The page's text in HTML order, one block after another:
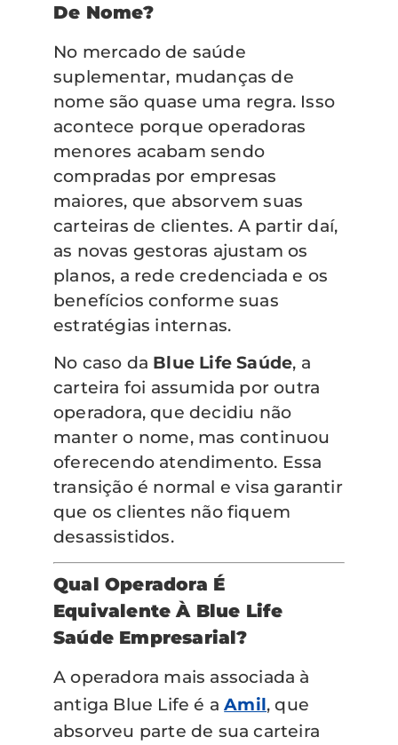
De Nome?
No mercado de saúde
suplementar, mudanças de
nome são quase uma regra. Isso
acontece porque operadoras
menores acabam sendo
compradas por empresas
maiores, que absorvem suas
carteiras de clientes. A partir daí,
as novas gestoras ajustam os
planos, a rede credenciada e os
benefícios conforme suas
estratégias internas.
No caso da Blue Life Saúde, a
carteira foi assumida por outra
operadora, que decidiu não
manter o nome, mas continuou
oferecendo atendimento. Essa
transição é normal e visa garantir
que os clientes não fiquem
desassistidos.
Qual Operadora É
Equivalente À Blue Life
Saúde Empresarial?
A operadora mais associada à
antiga Blue Life é aAmil, que
absorveu parte de sua carteira